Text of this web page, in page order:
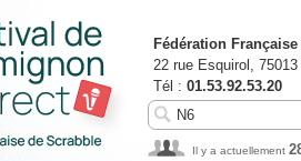
Fédération
22 rue Esquirol,
Tél : 01.53.92.53.20
Il y a actuellement